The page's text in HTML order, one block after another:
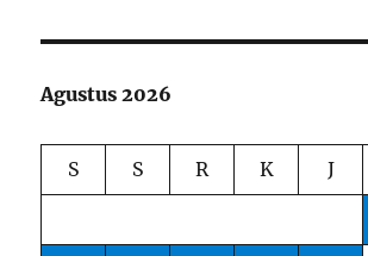
Agustus 2026
S S R K J